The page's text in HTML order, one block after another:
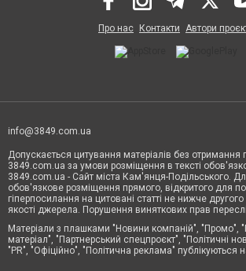
Про нас Контакти Автори
info@3849.com.ua
Допускається цитування матеріалів без отримання
3849.com.ua за умови розміщення в тексті
3849.com.ua - Сайт міста Кам'янця-Подільського.
обов'язкове розміщення прямого, відкритого для
гіперпосилання на цитовані статті не нижче
якості джерела. Порушення виняткових прав
Матеріали з плашками "Новини компаній", "Промо",
матеріал", "Партнерський спецпроєкт", "Політичні
"PR", "Офіційно", "Політична реклама" публікуються